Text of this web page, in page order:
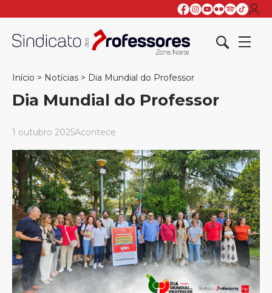
Início > Notícias > Dia Mundial do Professor
Dia Mundial do Professor
1 outubro 2025Acontece